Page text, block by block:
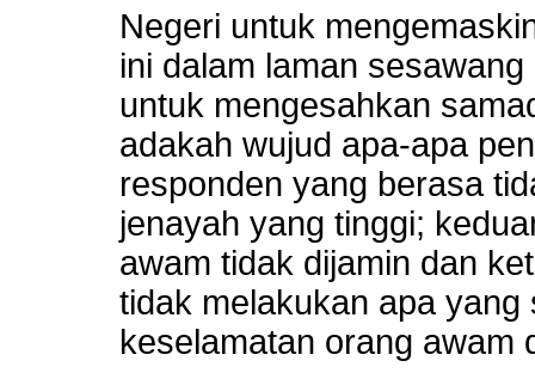
Negeri untuk
ini dalam laman
untuk mengesahkan
adakah wujud apa-apa
responden yang berasa
jenayah yang tinggi;
awam tidak dijamin dan
tidak melakukan apa
keselamatan orang awam